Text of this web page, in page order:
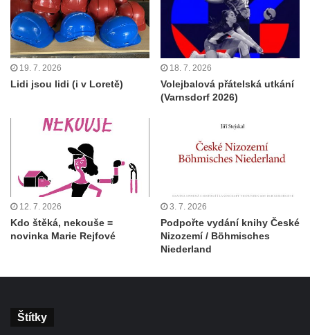
19. 7. 2026
Lidi jsou lidi (i v Loretě)
18. 7. 2026
Volejbalová přátelská utkání
(Varnsdorf 2026)
12. 7. 2026
Kdo štěká, nekouše =
novinka Marie Rejfové
3. 7. 2026
Podpořte vydání knihy České
Nizozemí / Böhmisches
Niederland
Štítky